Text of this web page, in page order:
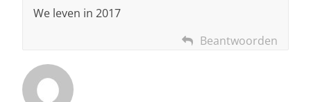
We leven in 2017
Beantwoorden